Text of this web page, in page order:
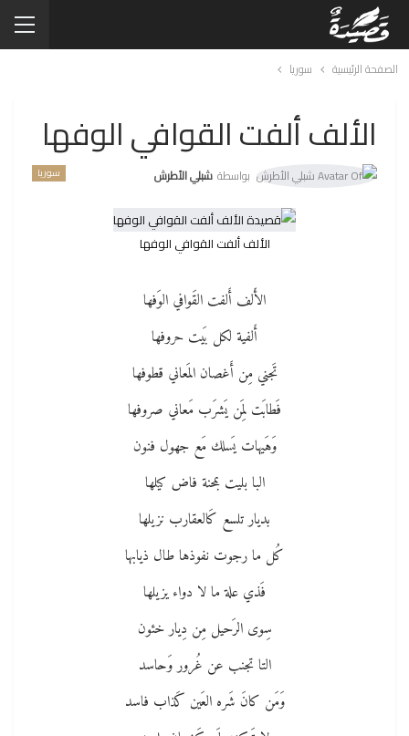
الصفحة الرئيسية سوريا
الألف ألفت القوافي الوفها
سوريا بواسطة شبلي الأطرش
الألف ألفت القوافي الوفها
الأَلف أَلفت القَوافي الوَفها
أَلفية لكل بَيت حروفها
تَجني مِن أَغصان المَعاني قطوفها
فَطابَت لِمَن يَشرَب مَعاني صروفها
وَهَيهات يَسلك مَع جهول فنون
البا بليت بمحنة فاض كيلها
بديار تلسع كَالعقارب نزيلها
كُل ما رجوت نفوذها طال ذيابها
فَذي علة ما لا دواء يزيلها
سِوى الرَحيل مِن دِيار خئون
التا تجنب عن غُرور وَحاسد
وَمَن كانَ شَره العَين كَذاب فاسد